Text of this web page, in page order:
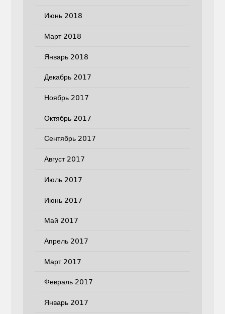
Июнь 2018
Март 2018
Январь 2018
Декабрь 2017
Ноябрь 2017
Октябрь 2017
Сентябрь 2017
Август 2017
Июль 2017
Июнь 2017
Май 2017
Апрель 2017
Март 2017
Февраль 2017
Январь 2017